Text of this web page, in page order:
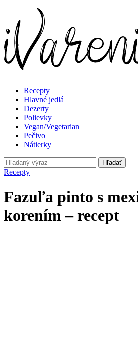
Recepty
Hlavné jedlá
Dezerty
Polievky
Vegan/Vegetarian
Pečivo
Nátierky
Hľadať
Recepty
Fazuľa pinto s
korením – recept